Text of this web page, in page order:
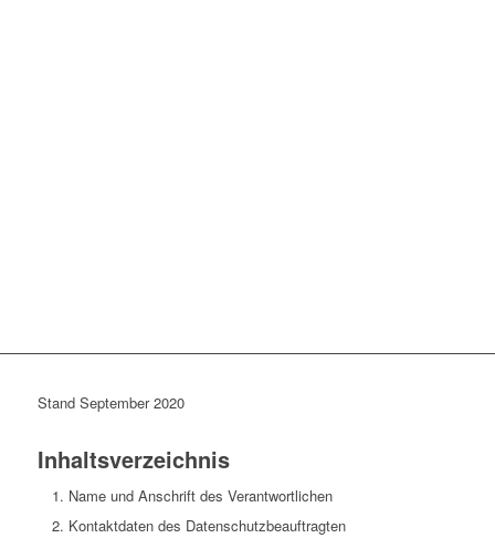
Stand Sep­tem­ber 2020
Inhalts­ver­zeich­nis
Name und Anschrift des Verantwortlichen
Kon­takt­da­ten des Datenschutzbeauftragten